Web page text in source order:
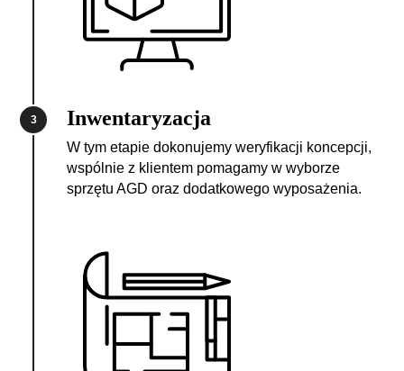
3 Inwentaryzacja
W tym etapie dokonujemy weryfikacji koncepcji,
wspólnie z klientem pomagamy w wyborze
sprzętu AGD oraz dodatkowego wyposażenia.